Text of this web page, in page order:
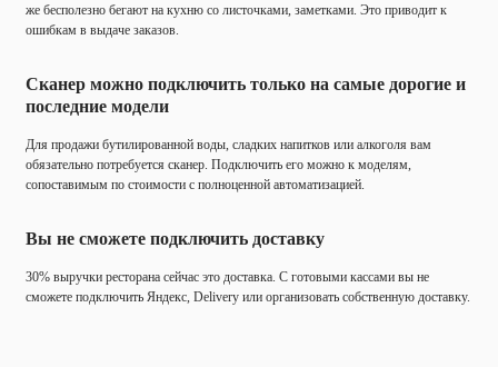
же бесполезно бегают на кухню со листочками, заметками. Это приводит к
ошибкам в выдаче заказов.
Сканер можно подключить только на самые дорогие и
последние модели
Для продажи бутилированной воды, сладких напитков или алкоголя вам
обязательно потребуется сканер. Подключить его можно к моделям,
сопоставимым по стоимости с полноценной автоматизацией.
Вы не сможете подключить доставку
30% выручки ресторана сейчас это доставка. С готовыми кассами вы не
сможете подключить Яндекс, Delivery или организовать собственную доставку.